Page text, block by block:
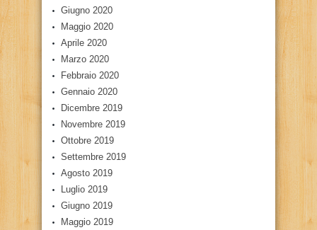
Giugno 2020
Maggio 2020
Aprile 2020
Marzo 2020
Febbraio 2020
Gennaio 2020
Dicembre 2019
Novembre 2019
Ottobre 2019
Settembre 2019
Agosto 2019
Luglio 2019
Giugno 2019
Maggio 2019